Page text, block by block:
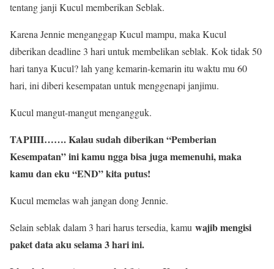
tentang janji Kucul memberikan Seblak.
Karena Jennie menganggap Kucul mampu, maka Kucul
diberikan deadline 3 hari untuk membelikan seblak. Kok tidak 50
hari tanya Kucul? lah yang kemarin-kemarin itu waktu mu 60
hari, ini diberi kesempatan untuk menggenapi janjimu.
Kucul mangut-mangut mengangguk.
TAPIIII……. Kalau sudah diberikan “Pemberian
Kesempatan” ini kamu ngga bisa juga memenuhi, maka
kamu dan eku “END” kita putus!
Kucul memelas wah jangan dong Jennie.
Selain seblak dalam 3 hari harus tersedia, kamu wajib mengisi
paket data aku selama 3 hari ini.